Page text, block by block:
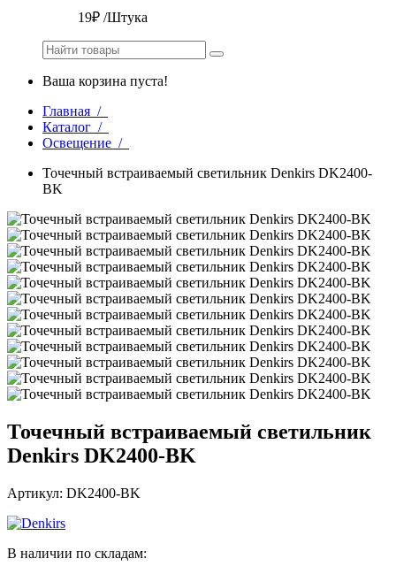
19₽ /Штука
Ваша корзина пуста!
Главная /
Каталог /
Освещение /
Точечный встраиваемый светильник Denkirs DK2400-
BK
Точечный встраиваемый светильник
Denkirs DK2400-BK
Артикул: DK2400-BK
В наличии по складам: